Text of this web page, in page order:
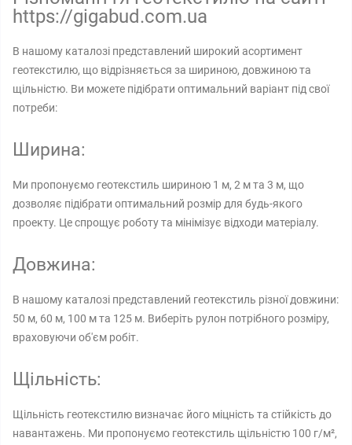
https://gigabud.com.ua
В нашому каталозі представлений широкий асортимент
геотекстилю, що відрізняється за шириною, довжиною та
щільністю. Ви можете підібрати оптимальний варіант під свої
потреби:
Ширина:
Ми пропонуємо геотекстиль шириною 1 м, 2 м та 3 м, що
дозволяє підібрати оптимальний розмір для будь-якого
проекту. Це спрощує роботу та мінімізує відходи матеріалу.
Довжина:
В нашому каталозі представлений геотекстиль різної довжини:
50 м, 60 м, 100 м та 125 м. Виберіть рулон потрібного розміру,
враховуючи об'єм робіт.
Щільність:
Щільність геотекстилю визначає його міцність та стійкість до
навантажень. Ми пропонуємо геотекстиль щільністю 100 г/м²,